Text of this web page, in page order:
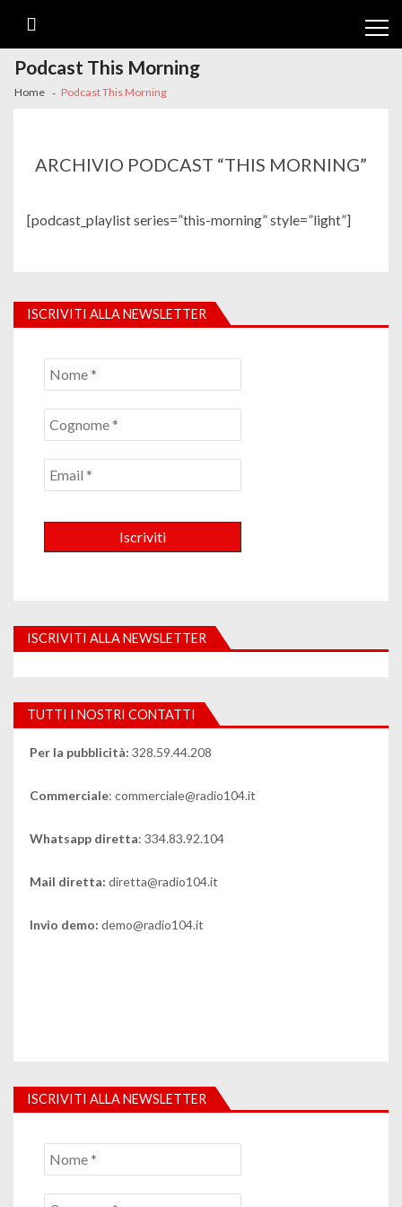
Podcast This Morning
Home Podcast This Morning
ARCHIVIO PODCAST “THIS MORNING”
[podcast_playlist series=”this-morning” style=”light”]
ISCRIVITI ALLA NEWSLETTER
ISCRIVITI ALLA NEWSLETTER
TUTTI I NOSTRI CONTATTI
Per la pubblicità: 328.59.44.208
Commerciale: commerciale@radio104.it
Whatsapp diretta: 334.83.92.104
Mail diretta: diretta@radio104.it
Invio demo: demo@radio104.it
ISCRIVITI ALLA NEWSLETTER